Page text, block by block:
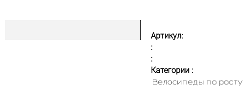
Артикул:
:
:
Категории :
Велосипеды по росту